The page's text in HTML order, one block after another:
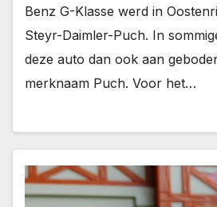
Benz G-Klasse werd in
Steyr-Daimler-Puch. In
deze auto dan ook aan
merknaam Puch. Voor het…